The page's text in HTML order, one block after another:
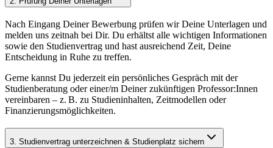
Nach Eingang Deiner Bewerbung prüfen wir Deine Unterlagen und
melden uns zeitnah bei Dir. Du erhältst alle wichtigen Informationen
sowie den Studienvertrag und hast ausreichend Zeit, Deine
Entscheidung in Ruhe zu treffen.
Gerne kannst Du jederzeit ein persönliches Gespräch mit der
Studienberatung oder einer/m Deiner zukünftigen Professor:Innen
vereinbaren – z. B. zu Studieninhalten, Zeitmodellen oder
Finanzierungsmöglichkeiten.
3. Studienvertrag unterzeichnen & Studienplatz sichern